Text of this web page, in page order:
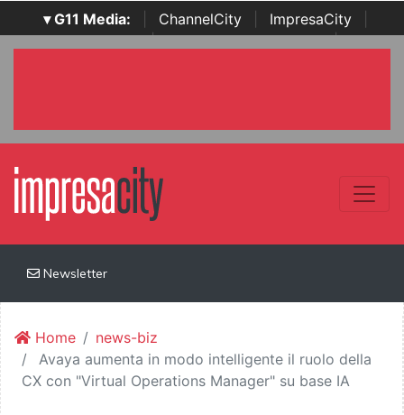
▾ G11 Media: ChannelCity ImpresaCity
SecurityOpenLab | Italian Channel Awards | Italian
Newsletter
Home
news-biz
Avaya aumenta in modo intelligente il ruolo della
CX con "Virtual Operations Manager" su base IA